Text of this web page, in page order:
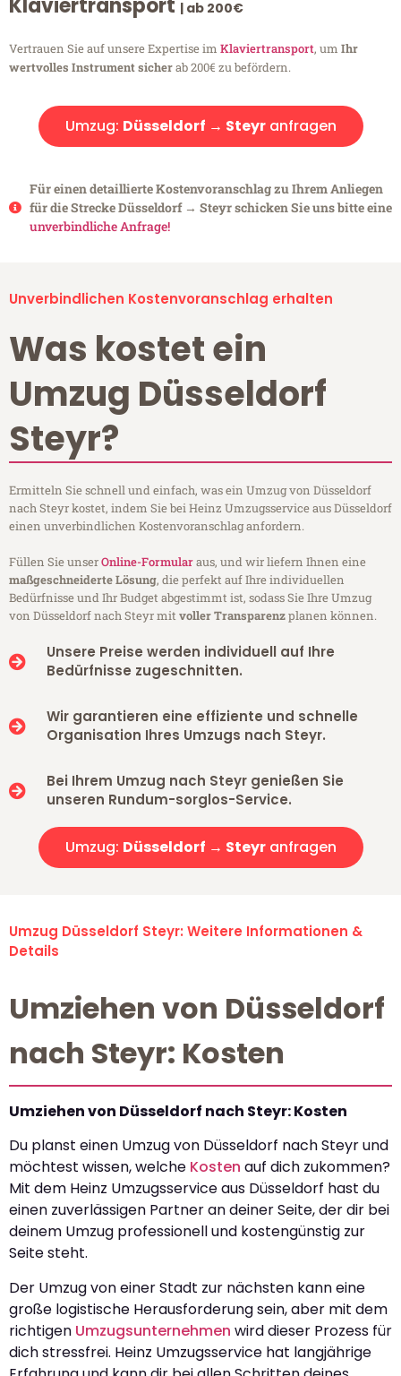
Klaviertransport | ab 200€
Vertrauen Sie auf unsere Expertise im Klaviertransport, um Ihr
wertvolles Instrument sicherab 200€ zu befördern.
Umzug: Düsseldorf → Steyranfragen
Für einen detaillierte Kostenvoranschlag zu Ihrem Anliegen
für die Strecke Düsseldorf → Steyr schicken Sie uns bitte eine
unverbindliche Anfrage!
Unverbindlichen Kostenvoranschlag erhalten
Was kostet ein
Umzug Düsseldorf
Steyr?
Ermitteln Sie schnell und einfach, was ein Umzug von Düsseldorf
nach Steyr kostet, indem Sie bei Heinz Umzugsservice aus Düsseldorf
einen unverbindlichen Kostenvoranschlag anfordern.
Füllen Sie unserOnline-Formularaus, und wir liefern Ihnen eine
maßgeschneiderte Lösung, die perfekt auf Ihre individuellen
Bedürfnisse und Ihr Budget abgestimmt ist, sodass Sie Ihre Umzug
von Düsseldorf nach Steyr mitvoller Transparenzplanen können.
Unsere Preise werden individuell auf Ihre
Bedürfnisse zugeschnitten.
Wir garantieren eine effiziente und schnelle
Organisation Ihres Umzugs nach Steyr.
Bei Ihrem Umzug nach Steyr genießen Sie
unseren Rundum-sorglos-Service.
Umzug: Düsseldorf → Steyranfragen
Umzug Düsseldorf Steyr: Weitere Informationen &
Details
Umziehen von Düsseldorf
nach Steyr: Kosten
Umziehen von Düsseldorf nach Steyr: Kosten
Du planst einen Umzug von Düsseldorf nach Steyr und
möchtest wissen, welche Kosten auf dich zukommen?
Mit dem Heinz Umzugsservice aus Düsseldorf hast du
einen zuverlässigen Partner an deiner Seite, der dir bei
deinem Umzug professionell und kostengünstig zur
Seite steht.
Der Umzug von einer Stadt zur nächsten kann eine
große logistische Herausforderung sein, aber mit dem
richtigen Umzugsunternehmen wird dieser Prozess für
dich stressfrei. Heinz Umzugsservice hat langjährige